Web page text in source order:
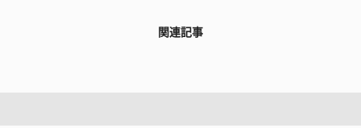
関連記事